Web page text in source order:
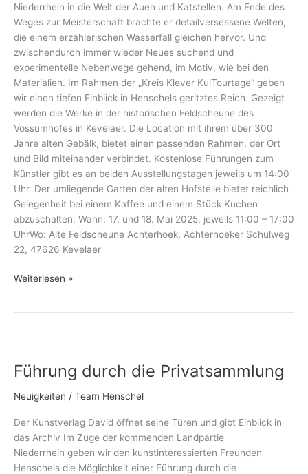
Niederrhein in die Welt der Auen und Katstellen. Am Ende des
Weges zur Meisterschaft brachte er detailversessene Welten,
die einem erzählerischen Wasserfall gleichen hervor. Und
zwischendurch immer wieder Neues suchend und
experimentelle Nebenwege gehend, im Motiv, wie bei den
Materialien. Im Rahmen der „Kreis Klever KulTourtage“ geben
wir einen tiefen Einblick in Henschels geritztes Reich. Gezeigt
werden die Werke in der historischen Feldscheune des
Vossumhofes in Kevelaer. Die Location mit ihrem über 300
Jahre alten Gebälk, bietet einen passenden Rahmen, der Ort
und Bild miteinander verbindet. Kostenlose Führungen zum
Künstler gibt es an beiden Ausstellungstagen jeweils um 14:00
Uhr. Der umliegende Garten der alten Hofstelle bietet reichlich
Gelegenheit bei einem Kaffee und einem Stück Kuchen
abzuschalten. Wann: 17. und 18. Mai 2025, jeweils 11:00 – 17:00
UhrWo: Alte Feldscheune Achterhoek, Achterhoeker Schulweg
22, 47626 Kevelaer
Weiterlesen »
Führung durch die Privatsammlung
Neuigkeiten / Team Henschel
Der Kunstverlag David öffnet seine Türen und gibt Einblick in
das Archiv Im Zuge der kommenden Landpartie
Niederrhein geben wir den kunstinteressierten Freunden
Henschels die Möglichkeit einer Führung durch die
die